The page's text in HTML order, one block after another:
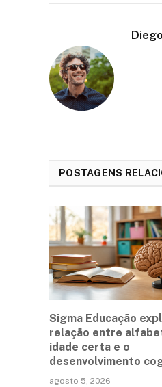
POSTAGENS
Sigma Educação
relação entre
idade certa e o
desenvolvimento
agosto 5, 2026